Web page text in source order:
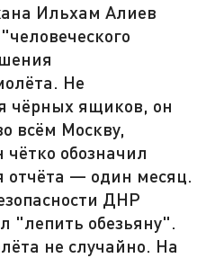
Ильхам Алиев
Не
чёрных ящиков, он
всём Москву,
чётко обозначил
отчёта — один месяц.
ДНР
"лепить обезьяну".
не случайно. На